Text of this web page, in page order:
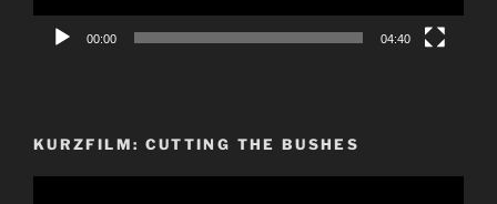
00:00 04:40
KURZFILM: CUTTING THE BUSHES